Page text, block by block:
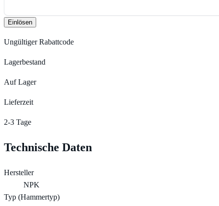
Einlösen
Ungültiger Rabattcode
Lagerbestand
Auf Lager
Lieferzeit
2-3 Tage
Technische Daten
Hersteller
NPK
Typ (Hammertyp)